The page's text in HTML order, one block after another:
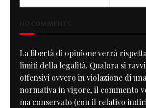
La libertà di opinione verrà
limiti della legalità. Qualora si
offensivi ovvero in violazione di
normativa in vigore, il commento
ma conservato (con il relativo